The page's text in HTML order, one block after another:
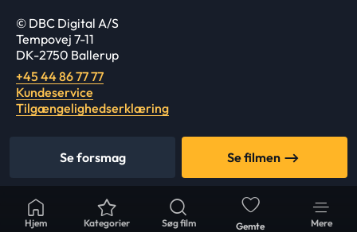
Hjem Gemte
Kategorier Søg film Mere
Se forsmag Se filmen
© DBC Digital A/S
Tempovej 7-11
DK-2750 Ballerup
+45 44 86 77 77
Kundeservice
Tilgængelighedserklæring